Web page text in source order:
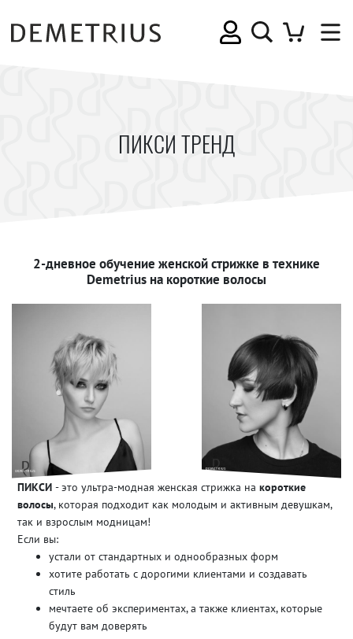
ПИКСИ ТРЕНД
2-дневное обучение женской стрижке в технике
Demetrius на короткие волосы
ПИКСИ - это ультра-модная женская стрижка на короткие
волосы, которая подходит как молодым и активным девушкам,
так и взрослым модницам!
Если вы:
устали от стандартных и однообразных форм
хотите работать с дорогими клиентами и создавать
стиль
мечтаете об экспериментах, а также клиентах, которые
будут вам доверять